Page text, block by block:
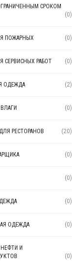
СРОКОМ
(0)
ПОЖАРНЫХ (0)
СЕРВИСНЫХ РАБОТ (0)
ОДЕЖДА (2)
(0)
РЕСТОРАНОВ (20)
(0)
(0)
(0)
ОДЕЖДА (0)
И
(0)